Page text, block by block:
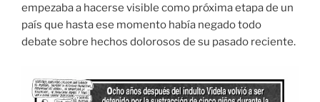
empezaba a hacerse visible como próxima etapa de un
país que hasta ese momento había negado todo
debate sobre hechos dolorosos de su pasado reciente.